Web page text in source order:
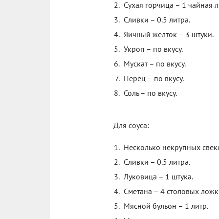
Сухая горчица – 1 чайная
Сливки – 0.5 литра.
Яичный желток – 3 штуки.
Укроп – по вкусу.
Мускат – по вкусу.
Перец – по вкусу.
Соль – по вкусу.
Для соуса:
Несколько некрупных
Сливки – 0.5 литра.
Луковица – 1 штука.
Сметана – 4 столовых
Мясной бульон – 1 литр.